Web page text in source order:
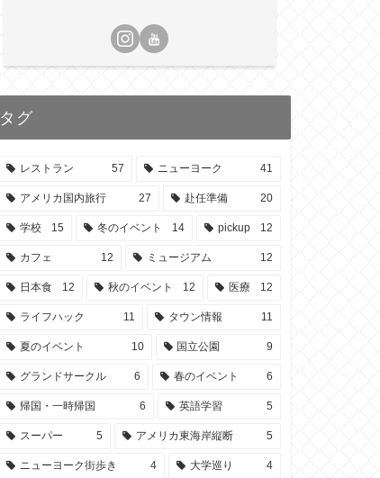
タグ
レストラン 57 ニューヨーク 41
アメリカ国内旅行 27 赴任準備 20
学校 15 冬のイベント 14 pickup 12
カフェ 12 ミュージアム 12
日本食 12 秋のイベント 12 医療 12
ライフハック 11 タウン情報 11
夏のイベント 10 国立公園 9
グランドサークル 6 春のイベント 6
帰国・一時帰国 6 英語学習 5
スーパー 5 アメリカ東海岸縦断 5
ニューヨーク街歩き 4 大学巡り 4